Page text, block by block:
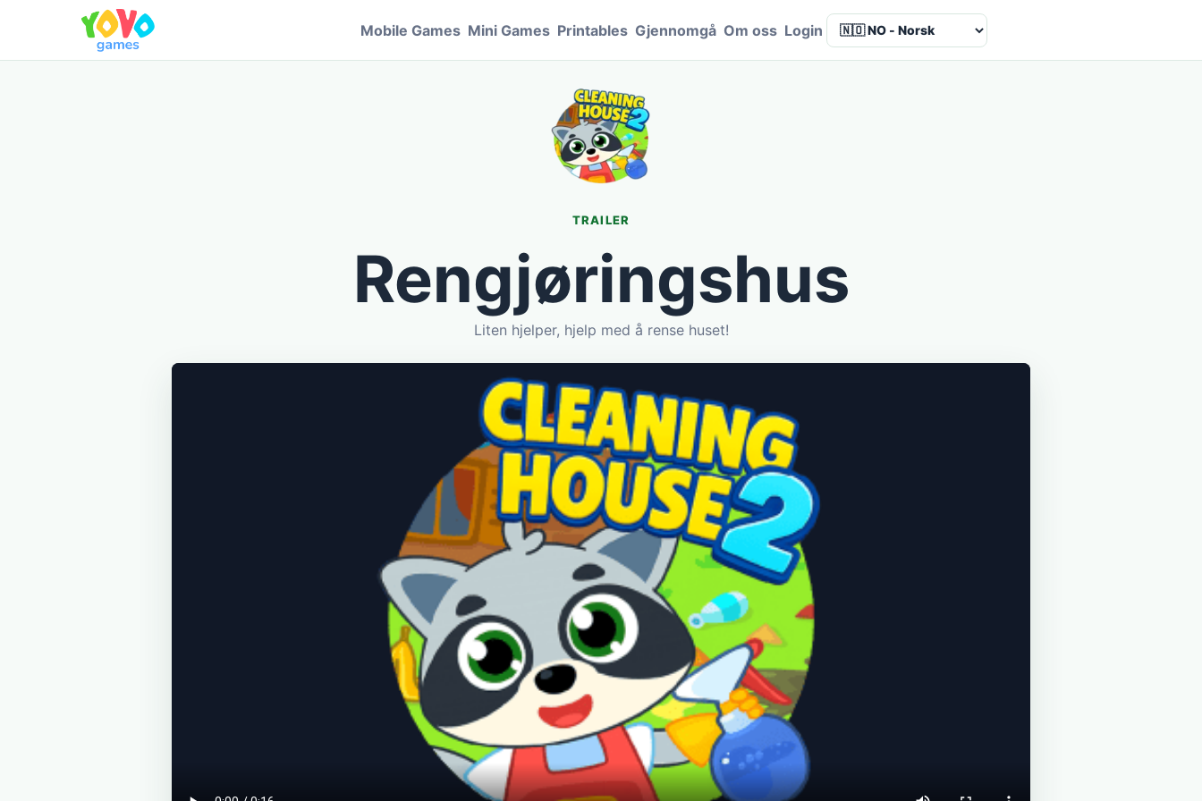
Mobile Games Mini Games Printables Gjennomgå Om oss Login Language
TRAILER
Rengjøringshus
Liten hjelper, hjelp med å rense huset!